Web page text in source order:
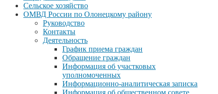
Сельское хозяйство
ОМВД России по Олонецкому району
Руководство
Контакты
Деятельность
График приема граждан
Обращение граждан
Информация об участковых
уполномоченных
Информационно-аналитическая записка
Информация об общественном совете